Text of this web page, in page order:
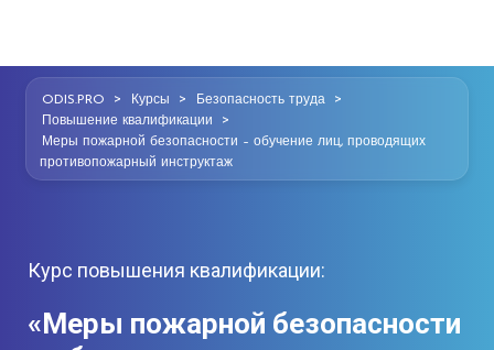
ODIS.PRO > Курсы > Безопасность труда >
Повышение квалификации >
Меры пожарной безопасности – обучение лиц, проводящих
противопожарный инструктаж
Курс повышения квалификации:
«Меры пожарной безопасности